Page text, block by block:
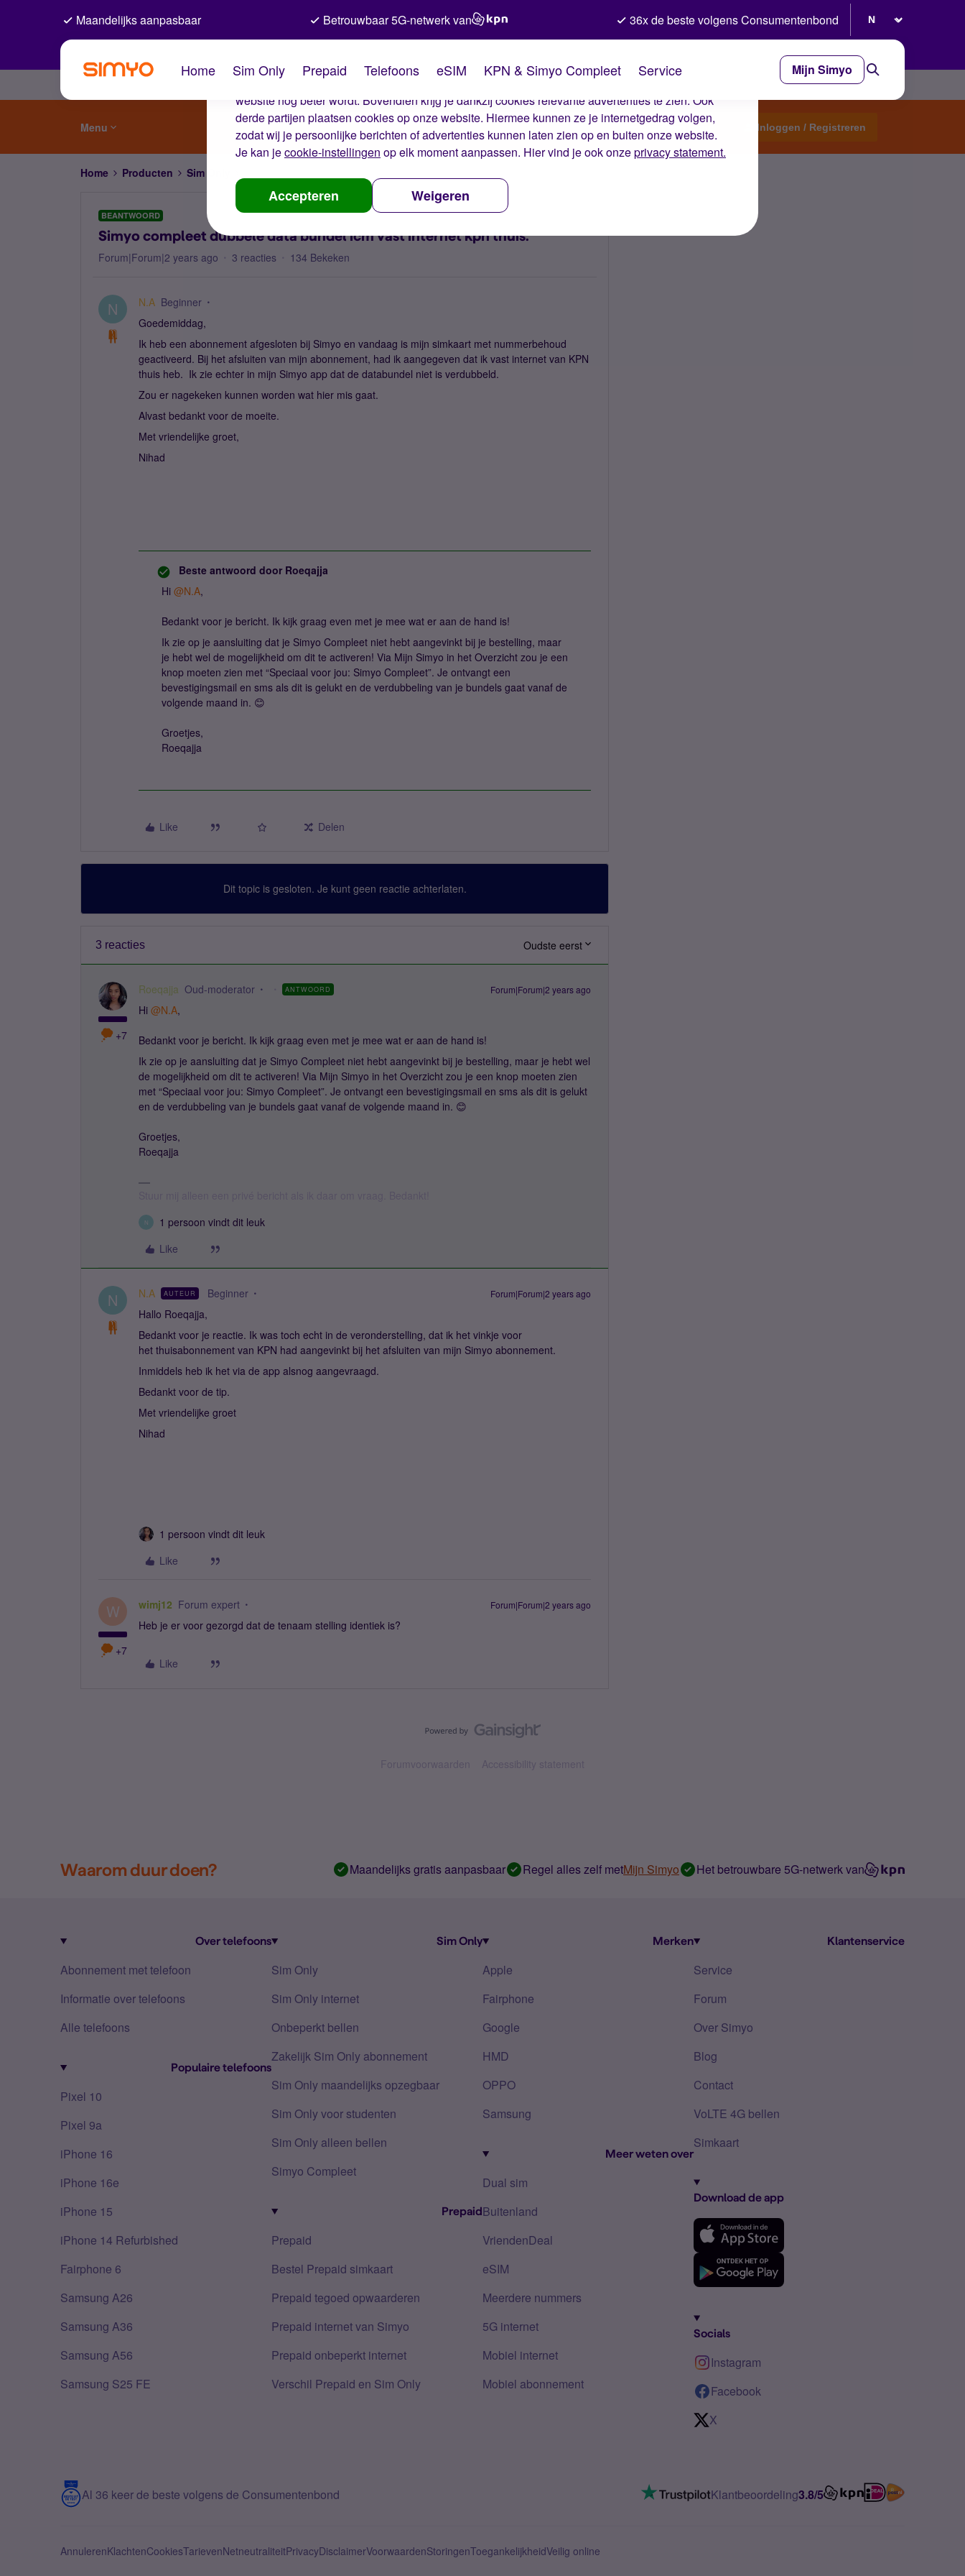
De cookies van Simyo
Wij gebruiken cookies op onze website. Met deze cookies zorgen wij ervoor dat je ervaring op de
website nog beter wordt. Bovendien krijg je dankzij cookies relevante advertenties te zien. Ook
derde partijen plaatsen cookies op onze website. Hiermee kunnen ze je internetgedrag volgen,
zodat wij je persoonlijke berichten of advertenties kunnen laten zien op en buiten onze website.
Je kan jecookie-instellingen op elk moment aanpassen. Hier vind je ook onzeprivacy statement.
Accepteren Weigeren
Maandelijks aanpasbaar Betrouwbaar 5G-netwerk van 36x de beste volgens Consumentenbond
Home Sim Only Prepaid Telefoons eSIM KPN & Simyo Compleet Service Mijn Simyo
Menu Start een topic Inloggen / Registreren
Home Producten Sim Only
BEANTWOORD
Simyo compleet dubbele data bundel icm vast internet kpn thuis.
Forum|Forum|2 years ago 3 reacties 134 Bekeken
N N.A Beginner
Goedemiddag,
Ik heb een abonnement afgesloten bij Simyo en vandaag is mijn simkaart met nummerbehoud
geactiveerd. Bij het afsluiten van mijn abonnement, had ik aangegeven dat ik vast internet van KPN
thuis heb. Ik zie echter in mijn Simyo app dat de databundel niet is verdubbeld.
Zou er nagekeken kunnen worden wat hier mis gaat.
Alvast bedankt voor de moeite.
Met vriendelijke groet,
Nihad
Beste antwoord door Roeqajja
Hi @N.A,
Bedankt voor je bericht. Ik kijk graag even met je mee wat er aan de hand is!
Ik zie op je aansluiting dat je Simyo Compleet niet hebt aangevinkt bij je bestelling, maar
je hebt wel de mogelijkheid om dit te activeren! Via Mijn Simyo in het Overzicht zou je een
knop moeten zien met “Speciaal voor jou: Simyo Compleet”. Je ontvangt een
bevestigingsmail en sms als dit is gelukt en de verdubbeling van je bundels gaat vanaf de
volgende maand in. 😊
Groetjes,
Roeqajja
Like Delen
Dit topic is gesloten. Je kunt geen reactie achterlaten.
3 reacties Oudste eerst
+7
Roeqajja Oud-moderator ANTWOORD Forum|Forum|2 years ago
Hi @N.A,
Bedankt voor je bericht. Ik kijk graag even met je mee wat er aan de hand is!
Ik zie op je aansluiting dat je Simyo Compleet niet hebt aangevinkt bij je bestelling, maar je hebt wel
de mogelijkheid om dit te activeren! Via Mijn Simyo in het Overzicht zou je een knop moeten zien
met “Speciaal voor jou: Simyo Compleet”. Je ontvangt een bevestigingsmail en sms als dit is gelukt
en de verdubbeling van je bundels gaat vanaf de volgende maand in. 😊
Groetjes,
Roeqajja
N
1 persoon vindt dit leuk
Like
N N.A AUTEUR Beginner Forum|Forum|2 years ago
Hallo Roeqajja,
Bedankt voor je reactie. Ik was toch echt in de veronderstelling, dat ik het vinkje voor
het thuisabonnement van KPN had aangevinkt bij het afsluiten van mijn Simyo abonnement.
Inmiddels heb ik het via de app alsnog aangevraagd.
Bedankt voor de tip.
Met vriendelijke groet
Nihad
1 persoon vindt dit leuk
Like
W
+7
wimj12 Forum expert Forum|Forum|2 years ago
Heb je er voor gezorgd dat de tenaam stelling identiek is?
Like
Forumvoorwaarden Accessibility statement
Waarom duur doen? Maandelijks gratis aanpasbaar Regel alles zelf metMijn Simyo Het betrouwbare 5G-netwerk van
Over telefoons
Abonnement met telefoon
Informatie over telefoons
Alle telefoons
Populaire telefoons
Pixel 10
Pixel 9a
iPhone 16
iPhone 16e
iPhone 15
iPhone 14 Refurbished
Fairphone 6
Samsung A26
Samsung A36
Samsung A56
Samsung S25 FE
Sim Only
Sim Only
Sim Only internet
Onbeperkt bellen
Zakelijk Sim Only abonnement
Sim Only maandelijks opzegbaar
Sim Only voor studenten
Sim Only alleen bellen
Simyo Compleet
Prepaid
Prepaid
Bestel Prepaid simkaart
Prepaid tegoed opwaarderen
Prepaid internet van Simyo
Prepaid onbeperkt internet
Verschil Prepaid en Sim Only
Merken
Apple
Fairphone
Google
HMD
OPPO
Samsung
Meer weten over
Dual sim
Buitenland
VriendenDeal
eSIM
Meerdere nummers
5G internet
Mobiel internet
Mobiel abonnement
Klantenservice
Service
Forum
Over Simyo
Blog
Contact
VoLTE 4G bellen
Simkaart
Download de app
Socials
Instagram
Facebook
X
Al 36 keer de beste volgens de Consumentenbond Klantbeoordeling3.8/5
AnnulerenKlachtenCookiesTarievenNetneutraliteitPrivacyDisclaimerVoorwaardenStoringenToegankelijkheidVeilig online